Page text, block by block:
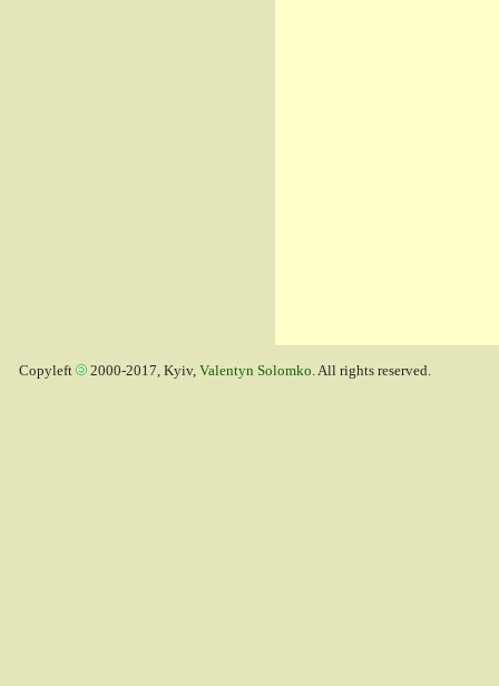
Copyleft 2000-2017, Kyiv, Valentyn Solomko. All rights reserved.